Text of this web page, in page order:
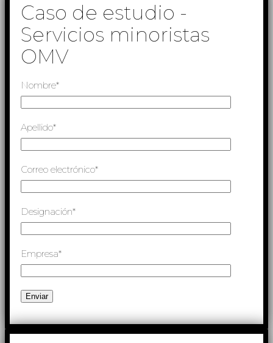
Caso de estudio -
Servicios minoristas
OMV
Nombre*
Apellido*
Correo electrónico*
Designación*
Empresa*